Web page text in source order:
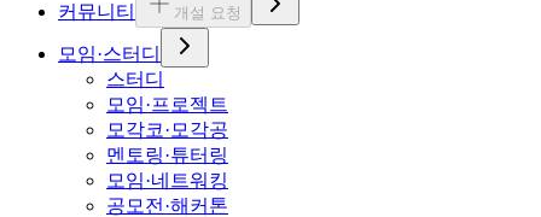
커뮤니티 개설 요청
모임·스터디
스터디
모임·프로젝트
모각코·모각공
멘토링·튜터링
모임·네트워킹
공모전·해커톤